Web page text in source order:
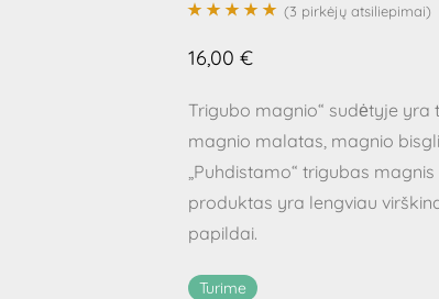
5.00iš 5 (viso
(3 pirkėjų atsiliepimai)
16,00 €
Trigubo magnio“ sudėtyje
magnio malatas, magnio bis
„Puhdistamo“ trigubas
produktas yra lengviau
papildai.
Turime